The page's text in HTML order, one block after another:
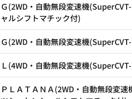
Ｇ(2WD・自動無段変速機
ャルシフトマチック付)
Ｇ(2WD・自動無段変速機
Ｌ(4WD・自動無段変速機
ＰＬＡＴＡＮＡ(2WD・自動無段変